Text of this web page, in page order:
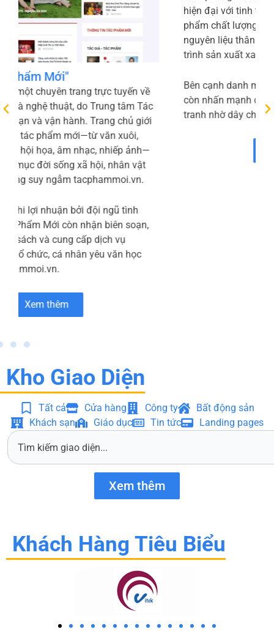
Bao Bì Xanh - Micopak
Micopak.vn là website chính thức của Công ty Cổ
phần Micopak – thành viên của HLC Việt Nam –
chuyên cung cấp các giải pháp bao bì giấy bền
vững như túi giấy, thanh nẹp góc, bao bì đóng
gói và bao bì thương mại điện tử. Trang chủ “Về
Micopak” giới thiệu tôn chỉ kết hợp công nghệ
hiện đại với tinh thần sáng tạo để tạo ra sản
nguyên liệu thân thiện với môi trường và quy
trình sản xuất xanh Micopak.
Bên cạnh danh mục sản phẩm đa dạng, Micopak
còn nhấn mạnh các ưu điểm như giá thành cạnh
Kho Giao Diện
Tất cả Cửa hàng Công ty
Bất động sản
Xem thêm
Khách Hàng Tiêu Biểu